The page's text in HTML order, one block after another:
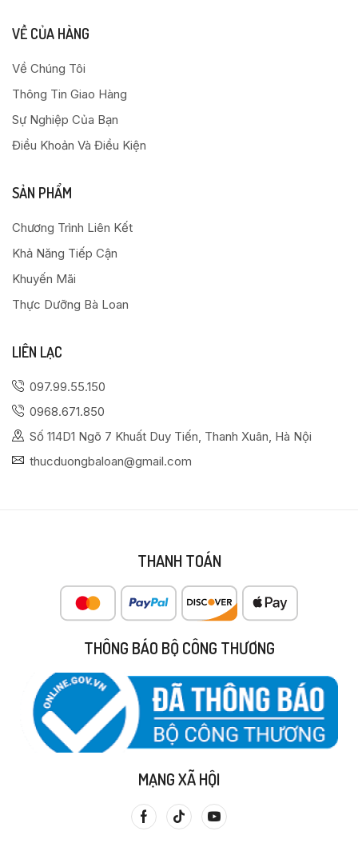
VỀ CỦA HÀNG
Về Chúng Tôi
Thông Tin Giao Hàng
Sự Nghiệp Của Bạn
Điều Khoản Và Điều Kiện
SẢN PHẨM
Chương Trình Liên Kết
Khả Năng Tiếp Cận
Khuyến Mãi
Thực Dưỡng Bà Loan
LIÊN LẠC
097.99.55.150
0968.671.850
Số 114D1 Ngõ 7 Khuất Duy Tiến, Thanh Xuân, Hà Nội
thucduongbaloan@gmail.com
THANH TOÁN
THÔNG BÁO BỘ CÔNG THƯƠNG
MẠNG XÃ HỘI